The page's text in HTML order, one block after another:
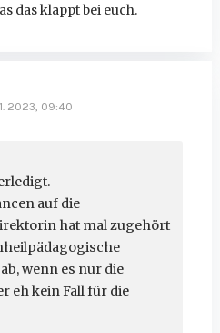
das klappt bei euch.
2023, 09:40
auf die
hat mal zugehört
wenn es nur die
eh kein Fall für die